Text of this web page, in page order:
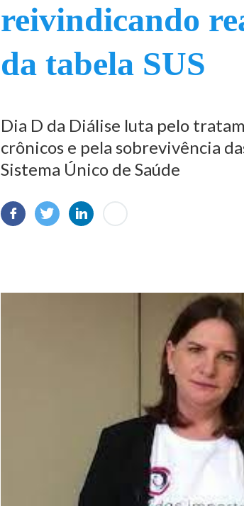
reivindicando
da tabela SUS
Dia D da Diálise luta pelo
crônicos e pela sobrevivência
Sistema Único de Saúde